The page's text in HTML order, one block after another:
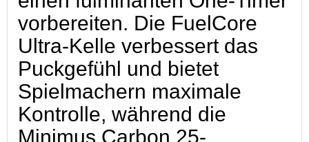
vorbereiten. Die FuelCore
Ultra-Kelle verbessert das
Puckgefühl und bietet
Spielmachern maximale
Kontrolle, während die
Minimus Carbon 25-